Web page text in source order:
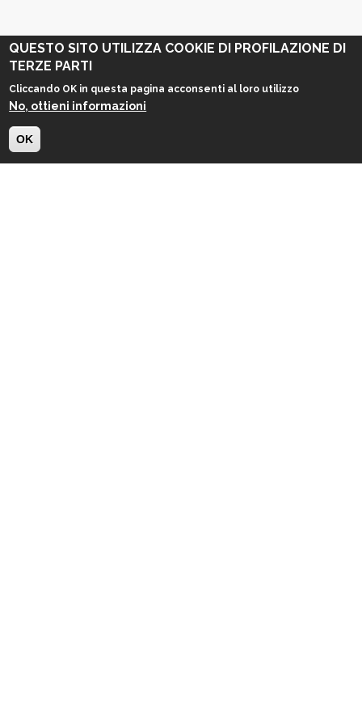
QUESTO SITO UTILIZZA COOKIE DI PROFILAZIONE DI
TERZE PARTI
Cliccando OK in questa pagina acconsenti al loro utilizzo
No, ottieni informazioni
OK